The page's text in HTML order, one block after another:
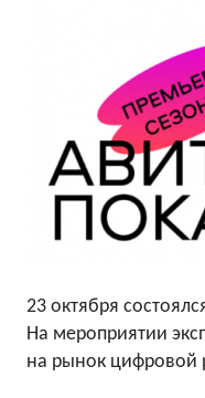
23 октября
На мероприятии
на рынок цифровой